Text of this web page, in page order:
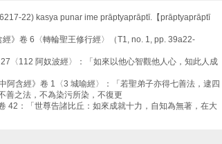
22) kasya punar ime prāptyaprāptī.【prāptyaprāptī
經》卷 6〈轉輪聖王修行經〉（T1, no. 1, pp. 39a22-
〈112 阿奴波經〉：「如來以他心智觀他人心，知此人成
阿含經》卷 1〈3 城喻經〉：「若聖弟子亦得七善法，逮四
善之法，不為染污所染，不復更
42：「世尊告諸比丘：如來成就十力，自知為無著，在大